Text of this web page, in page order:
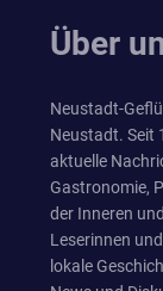
Über
Neustadt-
Neustadt. Seit
aktuelle
Gastronomie,
der Inneren
Leserinnen
lokale